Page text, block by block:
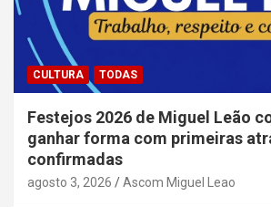
CULTURA TODAS
Festejos 2026 de Miguel Leão
ganhar forma com primeiras
confirmadas
agosto 3, 2026 Ascom Miguel Leao